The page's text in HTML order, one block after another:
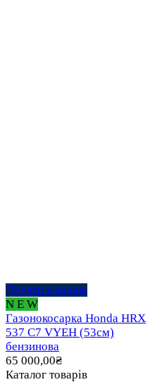
Додати в кошик
N E W
Газонокосарка Honda HRX
537 C7 VYEH (53см)
бензинова
65 000,00₴
Каталог товарів